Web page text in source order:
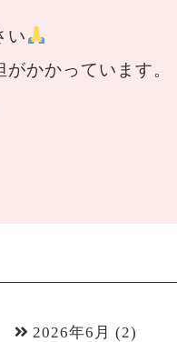
い
かかっています。
2026年6月 (2)